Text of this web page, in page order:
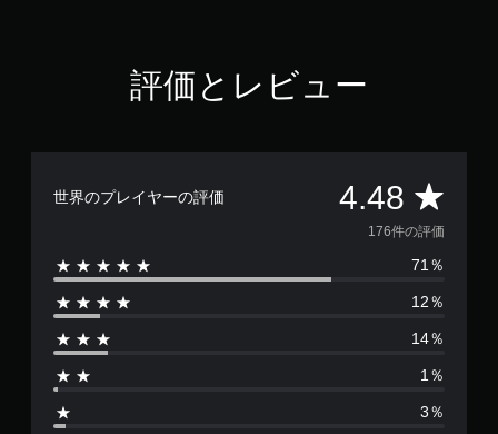
評価とレビュー
世界のプレイヤーの評価 4.48 評
価
数
は
7
176件の評価
71％
12％
14％
1％
3％